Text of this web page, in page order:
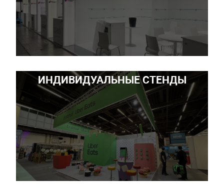
ИНДИВИДУАЛЬНЫЕ СТЕНДЫ